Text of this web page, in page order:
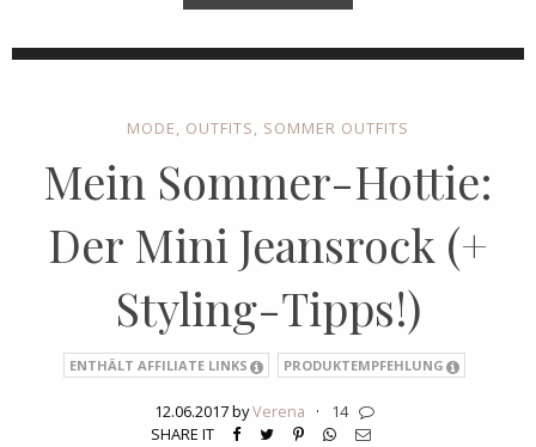
MODE OUTFITS SOMMER OUTFITS
Mein Sommer-Hottie:
Der Mini Jeansrock (+
Styling-Tipps!)
ENTHÄLT AFFILIATE LINKS PRODUKTEMPFEHLUNG
12.06.2017 byVerena ·
14
SHARE IT